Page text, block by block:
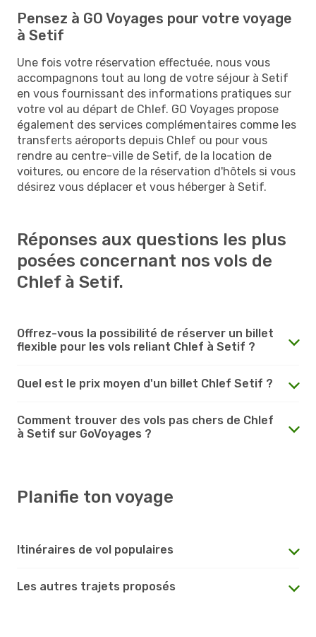
Pensez à GO Voyages pour votre voyage
à Setif
Une fois votre réservation effectuée, nous vous
accompagnons tout au long de votre séjour à Setif
en vous fournissant des informations pratiques sur
votre vol au départ de Chlef. GO Voyages propose
également des services complémentaires comme les
transferts aéroports depuis Chlef ou pour vous
rendre au centre-ville de Setif, de la location de
voitures, ou encore de la réservation d'hôtels si vous
désirez vous déplacer et vous héberger à Setif.
Réponses aux questions les plus
posées concernant nos vols de
Chlef à Setif.
Offrez-vous la possibilité de réserver un billet
flexible pour les vols reliant Chlef à Setif ?
Quel est le prix moyen d'un billet Chlef Setif ?
Comment trouver des vols pas chers de Chlef
à Setif sur GoVoyages ?
Planifie ton voyage
Itinéraires de vol populaires
Les autres trajets proposés